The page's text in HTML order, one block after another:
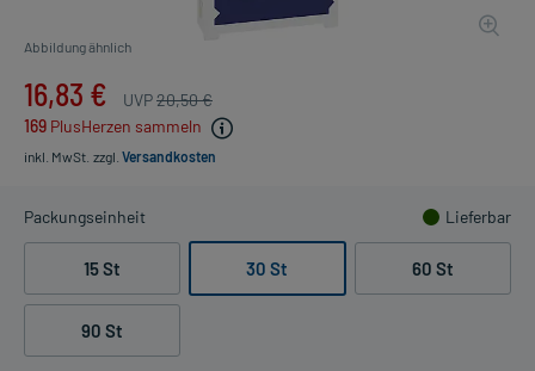
Abbildung ähnlich
16,83 € UVP20,50 €
169 PlusHerzen sammeln
inkl. MwSt. zzgl. Versandkosten
Packungseinheit Lieferbar
15 St 30 St 60 St
90 St